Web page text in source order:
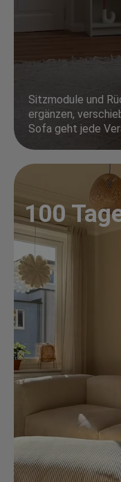
Sitzmodule und
ergänzen,
Sofa geht jede
100